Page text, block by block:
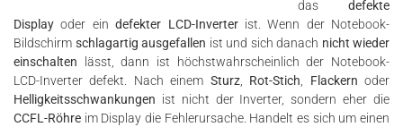
Displayoder eindefekter LCD-Inverter
ist. Wenn der Notebook-
Bildschirmschlagartig ausgefallenist und sich danachnicht wieder
einschaltenlässt, dann ist höchstwahrscheinlich der Notebook-
LCD-Inverter defekt. Nach einemSturz,Rot-Stich ,Flackernoder
Helligkeitsschwankungenist nicht der Inverter, sondern eher die
CCFL-Röhreim Display die Fehlerursache. Handelt es sich um einen
Zwei-Röhren-Display, ist nur in denseltensten Fällender LCD-